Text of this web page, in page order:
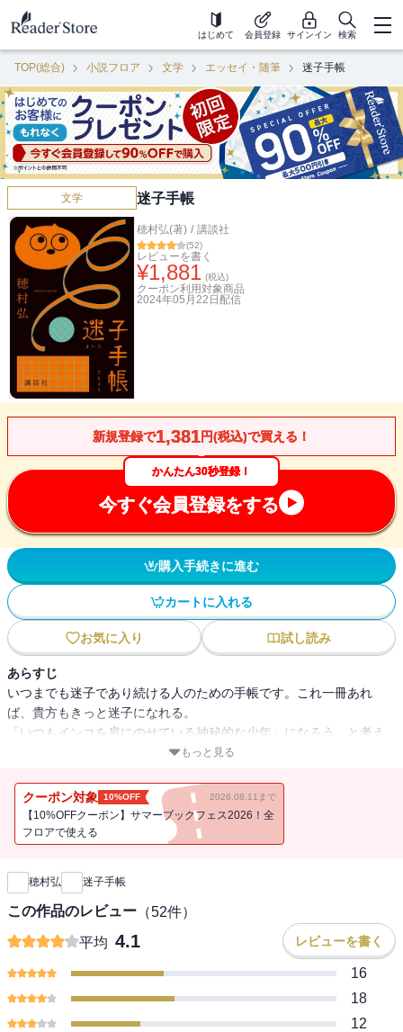
はじめて 会員登録 サインイン 検索
TOP(総合) 小説フロア 文学 エッセイ・随筆 迷子手帳
文学 迷子手帳
穂村弘(著) / 講談社
(52)
レビューを書く
¥1,881 (税込)
クーポン利用対象商品
2024年05月22日 配信
新規登録で1,381円(税込)で買える！
かんたん30秒登録！
今すぐ会員登録をする
購入手続きに進む
カートに入れる
お気に入り 試し読み
あらすじ
いつまでも迷子であり続ける人のための手帳です。これ一冊あれ
ば、貴方もきっと迷子になれる。
「いつもインコを肩にのせている神秘的な少年」になろう、と考え
たのだ。ぎゃー。何なんだ、それ。よせ。やめろ。でも、夢見る私
のドアを開けてみた。（本書より）
「北海道新聞」好評連載ほか、人気歌人の最新エッセイ全57篇。
もっと見る
クーポン対象 10%OFF 2026.08.11まで
【10%OFFクーポン】サマーブックフェス2026！全
フロアで使える
新刊通知
穂村弘 迷子手帳
この作品のレビュー （52件）
平均 4.1 レビューを書く
16
18
12